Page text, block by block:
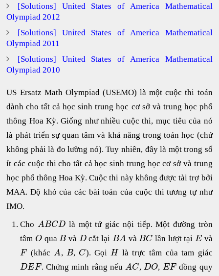
[Solutions] United States of America Mathematical
Olympiad 2012
[Solutions] United States of America Mathematical
Olympiad 2011
[Solutions] United States of America Mathematical
Olympiad 2010
US Ersatz Math Olympiad (USEMO) là một cuộc thi toán
dành cho tất cả học sinh trung học cơ sở và trung học phổ
thông Hoa Kỳ. Giống như nhiều cuộc thi, mục tiêu của nó
là phát triển sự quan tâm và khả năng trong toán học (chứ
không phải là đo lường nó). Tuy nhiên, đây là một trong số
ít các cuộc thi cho tất cả học sinh trung học cơ sở và trung
học phổ thông Hoa Kỳ. Cuộc thi này không được tài trợ bởi
MAA. Độ khó của các bài toán của cuộc thi tương tự như
IMO.
Cho ABCD là một tứ giác nội tiếp. Một đường tròn
tâm O quaB và Dcắt lại BAvàBC lần lượt tại E và
F (khácA, B, C). GọiH là trực tâm của tam giác
DEF. Chứng minh rằng nếuAC,DO, EFđồng quy